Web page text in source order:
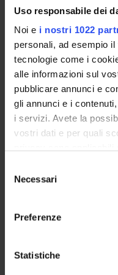
Uso responsabile dei
Noi e i nostri 1022
personali, ad esempio
tecnologie come i
alle informazioni sul
pubblicare annunci e
gli annunci e i
i servizi. Avete la
vostri dati e per quali
modificare o revocare il
momento dalla
raccogliere
geografica, con
delNecessari
Preferenze
Statistiche
GlaxoSmithKline S.p.A.
Finanziamento:
PARTECIPANTI AL
Paolo Fabene
Professore ordinario